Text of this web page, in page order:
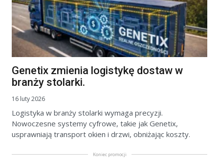
Genetix zmienia logistykę dostaw w
branży stolarki.
16 luty 2026
Logistyka w branży stolarki wymaga precyzji.
Nowoczesne systemy cyfrowe, takie jak Genetix,
usprawniają transport okien i drzwi, obniżając koszty.
Koniec promocji